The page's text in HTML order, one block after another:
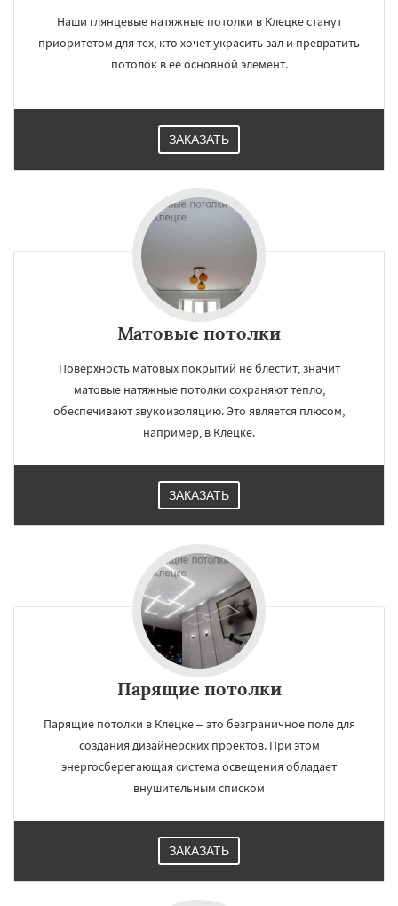
Наши глянцевые натяжные потолки в Клецке станут
приоритетом для тех, кто хочет украсить зал и превратить
потолок в ее основной элемент.
ЗАКАЗАТЬ
Матовые потолки
Поверхность матовых покрытий не блестит, значит
матовые натяжные потолки сохраняют тепло,
обеспечивают звукоизоляцию. Это является плюсом,
например, в Клецке.
ЗАКАЗАТЬ
Парящие потолки
Парящие потолки в Клецке – это безграничное поле для
создания дизайнерских проектов. При этом
энергосберегающая система освещения обладает
внушительным списком
ЗАКАЗАТЬ